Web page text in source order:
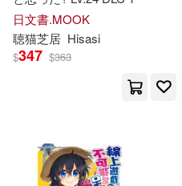
可超商取貨(28)
可海外宅配(28)
可港澳店取(28)
日文書.MOOK
聴猫芝居 Hisasi
$347 $363